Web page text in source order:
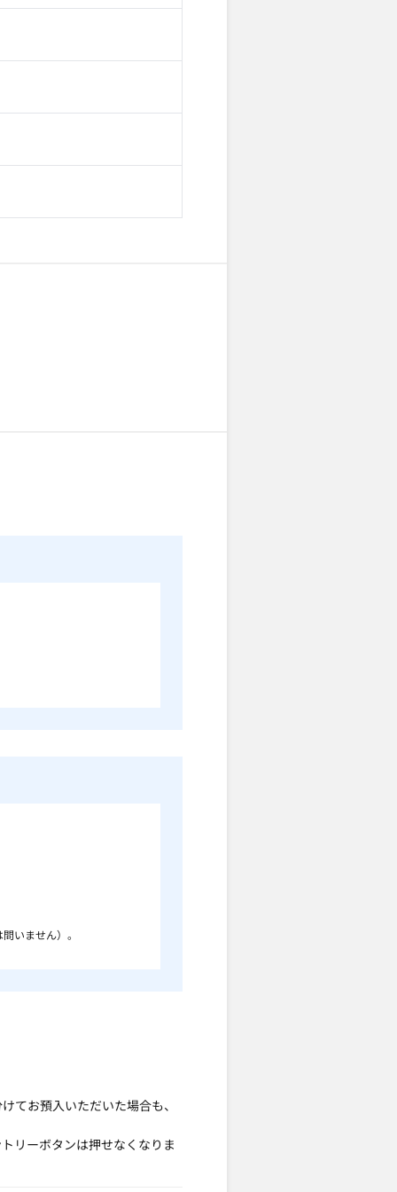
いません）。
てお預入いただいた場合も、
リーボタンは押せなくなりま